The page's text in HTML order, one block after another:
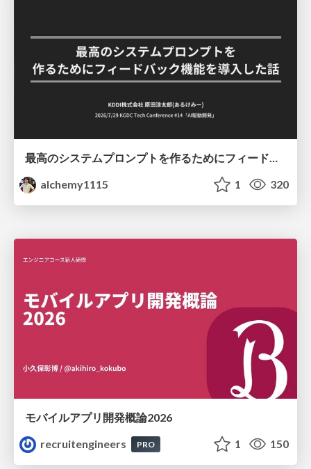
最高のシステムプロンプトを作るためにフィードバック機能を導入した話
alchemy1115
1 320
モバイルアプリ開発概論2026
recruitengineers
PRO 1 150